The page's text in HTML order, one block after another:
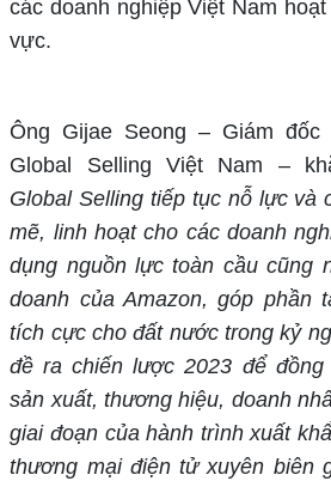
các doanh nghiệp Việt Nam
vực.
Ông Gijae Seong – Giám đốc
Global Selling Việt Nam –
Global Selling tiếp tục nỗ lực và
mẽ, linh hoạt cho các doanh
dụng nguồn lực toàn cầu cũng
doanh của Amazon, góp phần
tích cực cho đất nước trong kỷ
đề ra chiến lược 2023 để
sản xuất, thương hiệu, doanh
giai đoạn của hành trình xuất
thương mại điện tử xuyên biên